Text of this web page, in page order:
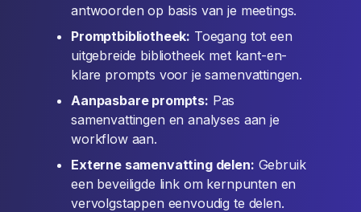
antwoorden op basis van je meetings.
Promptbibliotheek: Toegang tot een
uitgebreide bibliotheek met kant-en-
klare prompts voor je samenvattingen.
Aanpasbare prompts: Pas
samenvattingen en analyses aan je
workflow aan.
Externe samenvatting delen: Gebruik
een beveiligde link om kernpunten en
vervolgstappen eenvoudig te delen.